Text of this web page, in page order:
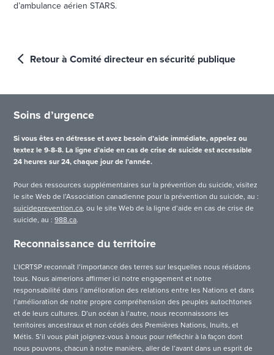
d’ambulance aérien STARS.
Retour à Comité directeur en sécurité publique
Soins d’urgence
Si vous êtes en détresse et avez besoin d’aide immédiate, appelez ou
textez le 9-8-8. La ligne d’aide en cas de crise de suicide est accessible
24 heures sur 24, chaque jour de l’année.
Pour des ressources supplémentaires sur la prévention du suicide, visitez
le site Web de l’Association canadienne pour la prévention du suicide, au :
suicideprevention.ca, ou le site Web de la ligne d’aide en cas de crise de
suicide, au :988.ca.
Reconnaissance du territoire
L’ICRTSP reconnaît l’importance des terres sur lesquelles nous résidons
tous. Nous aimerions affirmer ici notre engagement et notre
responsabilité dans l’amélioration des relations entre les Nations et dans
l’amélioration de notre propre compréhension des peuples autochtones
et de leurs cultures. D’un océan à l’autre, nous reconnaissons les
territoires ancestraux et non cédés des Premières Nations, Inuits, et
Métis. S’il vous plait joignez-vous à nous pour réfléchir à la façon dont
nous pouvons, chacun à notre manière, aller de l’avant dans un esprit de